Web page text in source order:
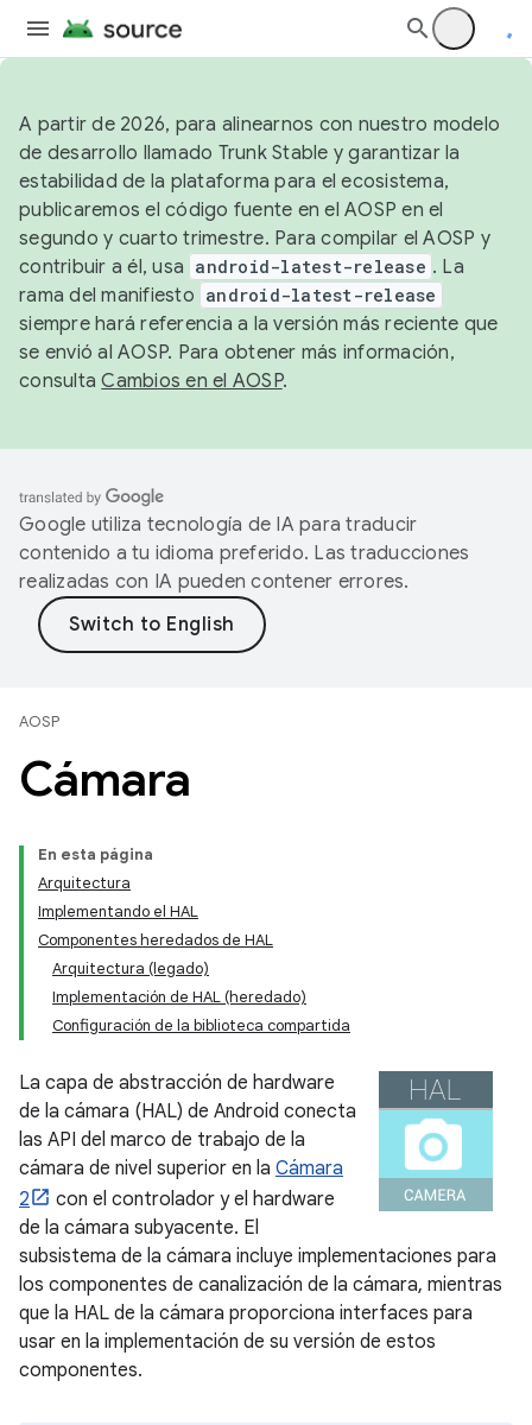
A partir de 2026, para alinearnos con nuestro modelo
de desarrollo llamado Trunk Stable y garantizar la
estabilidad de la plataforma para el ecosistema,
publicaremos el código fuente en el AOSP en el
segundo y cuarto trimestre. Para compilar el AOSP y
contribuir a él, usa android-latest-release . La
rama del manifiesto android-latest-release
siempre hará referencia a la versión más reciente que
se envió al AOSP. Para obtener más información,
consultaCambios en el AOSP.
Google utiliza tecnología de IA para traducir
contenido a tu idioma preferido. Las traducciones
realizadas con IA pueden contener errores.
AOSP
Cámara
En esta página
Arquitectura
Implementando el HAL
Componentes heredados de HAL
Arquitectura (legado)
Implementación de HAL (heredado)
Configuración de la biblioteca compartida
La capa de abstracción de hardware
de la cámara (HAL) de Android conecta
las API del marco de trabajo de la
cámara de nivel superior en la Cámara
2
con el controlador y el hardware
de la cámara subyacente. El
subsistema de la cámara incluye implementaciones para
los componentes de canalización de la cámara, mientras
que la HAL de la cámara proporciona interfaces para
usar en la implementación de su versión de estos
componentes.